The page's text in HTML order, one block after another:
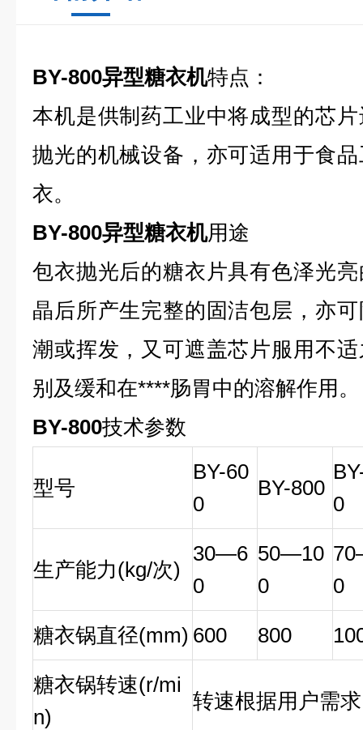
BY-800异型糖衣机特点：
本机是供制药工业中将成型的芯
抛光的机械设备，亦可适用于食
衣。
BY-800异型糖衣机用途
包衣抛光后的糖衣片具有色泽光
晶后所产生完整的固洁包层，亦
潮或挥发，又可遮盖芯片服用不
别及缓和在****肠胃中的溶解作用。
BY-800技术参数
型号
BY-60
0
BY-800
0
生产能力(kg/次)
30—6
0
50—10
0
0
糖衣锅直径(mm) 600 800
糖衣锅转速(r/mi
n)
转速根据用户需求